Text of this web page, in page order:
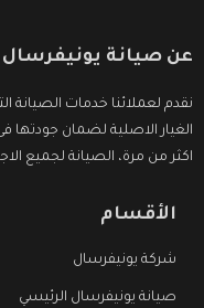
عن صيانة يونيفرسال
نقدم لعملائنا خدمات
الغيار الاصلية لضمان
اكثر من مرة، الصيانة لجميع
الأقسام
شركة يونيفرسال
صيانة يونيفرسال الرئيسي